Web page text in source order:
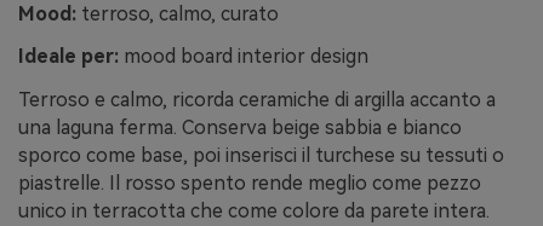
Mood: terroso, calmo, curato
Ideale per: mood board interior design
Terroso e calmo, ricorda ceramiche di argilla accanto a
una laguna ferma. Conserva beige sabbia e bianco
sporco come base, poi inserisci il turchese su tessuti o
piastrelle. Il rosso spento rende meglio come pezzo
unico in terracotta che come colore da parete intera.